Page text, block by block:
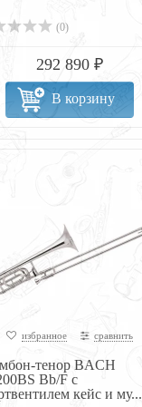
(0)
292 890 ₽
В корзину
избранное сравнить
тенор BACH
Bb/F с
кейс и му...